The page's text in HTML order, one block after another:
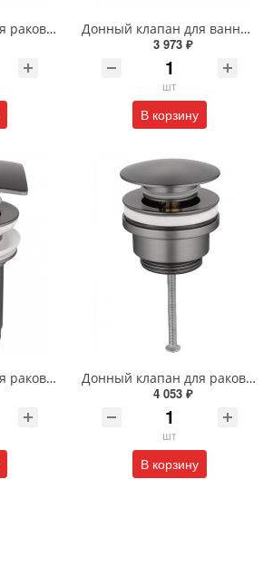
Донный клапан для раковины Wonzon & Woghand WW-88SS07-BG брашированное золото
Донный клапан для ванны Wonzon & Woghand WW-SS105-BGM темный графит
3 973 ₽
шт
В корзину
Донный клапан для раковины Wonzon & Woghand WW-88SS08-BGM темный графит
Донный клапан для раковины Wonzon & Woghand WW-88SS07-BGM темный графит
4 053 ₽
шт
В корзину